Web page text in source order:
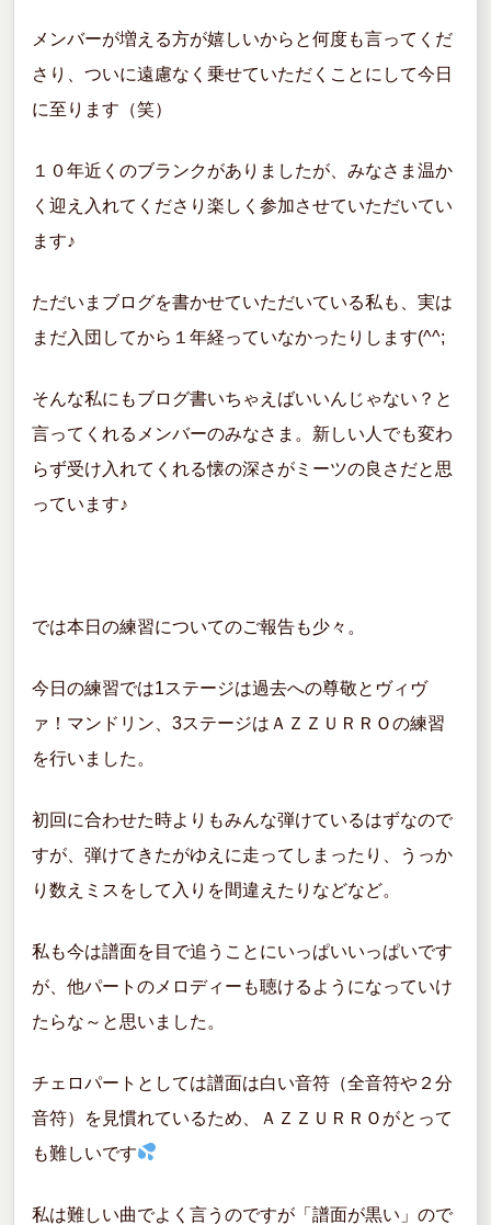
メンバーが増える方が嬉しいからと何度も言ってくだ
さり、ついに遠慮なく乗せていただくことにして今日
に至ります（笑）
１０年近くのブランクがありましたが、みなさま温か
く迎え入れてくださり楽しく参加させていただいてい
ます♪
ただいまブログを書かせていただいている私も、実は
まだ入団してから１年経っていなかったりします(^^;
そんな私にもブログ書いちゃえばいいんじゃない？と
言ってくれるメンバーのみなさま。新しい人でも変わ
らず受け入れてくれる懐の深さがミーツの良さだと思
っています♪
では本日の練習についてのご報告も少々。
今日の練習では1ステージは過去への尊敬とヴィヴ
ァ！マンドリン、3ステージはＡＺＺＵＲＲＯの練習
を行いました。
初回に合わせた時よりもみんな弾けているはずなので
すが、弾けてきたがゆえに走ってしまったり、うっか
り数えミスをして入りを間違えたりなどなど。
私も今は譜面を目で追うことにいっぱいいっぱいです
が、他パートのメロディーも聴けるようになっていけ
たらな～と思いました。
チェロパートとしては譜面は白い音符（全音符や２分
音符）を見慣れているため、ＡＺＺＵＲＲＯがとって
も難しいです
私は難しい曲でよく言うのですが「譜面が黒い」ので